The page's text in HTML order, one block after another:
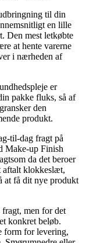
til din
en lille
Den mest letkøbte
at hente varerne
i nærheden af
er
pakke fluks, så af
den
produkt.
til-dag fragt på
Make-up Finish
da det beroer
aftalt klokkeslæt,
at få dit nye produkt
men for det
konkret beløb.
form for levering,